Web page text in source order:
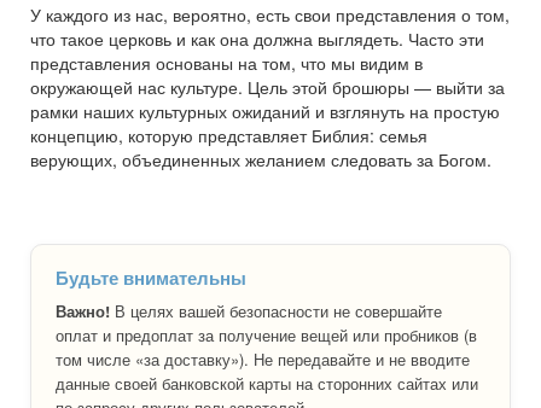
У каждого из нас, вероятно, есть свои представления о том,
что такое церковь и как она должна выглядеть. Часто эти
представления основаны на том, что мы видим в
окружающей нас культуре. Цель этой брошюры — выйти за
рамки наших культурных ожиданий и взглянуть на простую
концепцию, которую представляет Библия: семья
верующих, объединенных желанием следовать за Богом.
Будьте внимательны
Важно! В целях вашей безопасности не совершайте
оплат и предоплат за получение вещей или пробников (в
том числе «за доставку»). Не передавайте и не вводите
данные своей банковской карты на сторонних сайтах или